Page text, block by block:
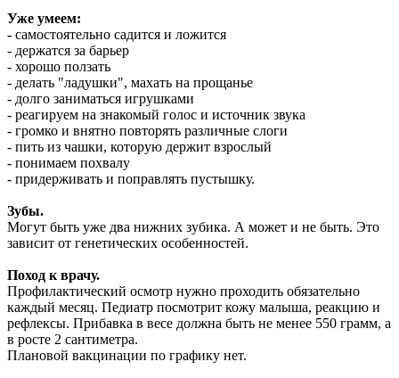
Уже умеем:
- самостоятельно садится и ложится
- держатся за барьер
- хорошо ползать
- делать "ладушки", махать на прощанье
- долго заниматься игрушками
- реагируем на знакомый голос и источник звука
- громко и внятно повторять различные слоги
- пить из чашки, которую держит взрослый
- понимаем похвалу
- придерживать и поправлять пустышку.
Зубы.
Могут быть уже два нижних зубика. А может и не быть. Это
зависит от генетических особенностей.
Поход к врачу.
Профилактический осмотр нужно проходить обязательно
каждый месяц. Педиатр посмотрит кожу малыша, реакцию и
рефлексы. Прибавка в весе должна быть не менее 550 грамм, а
в росте 2 сантиметра.
Плановой вакцинации по графику нет.